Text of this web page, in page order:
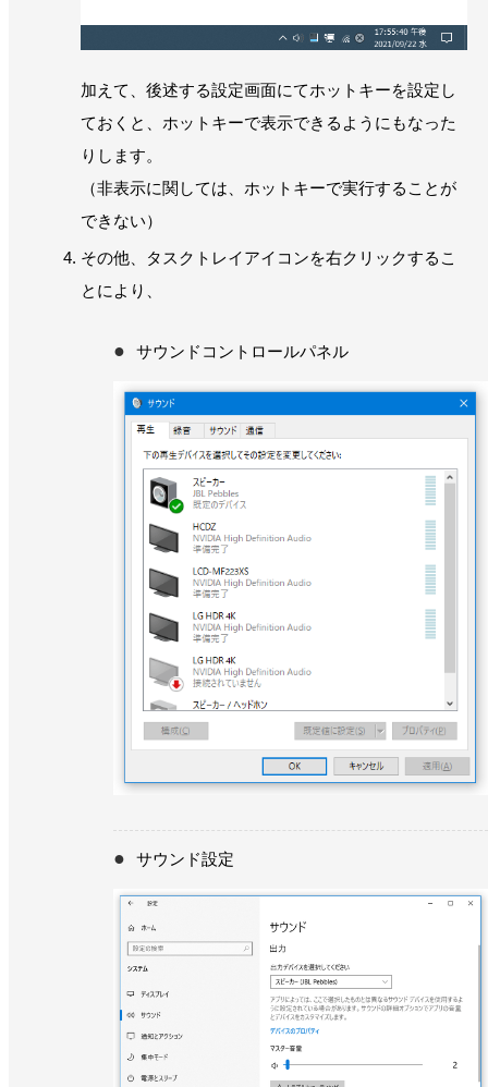
加えて、後述する設定画面にてホットキーを設定し
ておくと、ホットキーで表示できるようにもなった
りします。
（非表示に関しては、ホットキーで実行することが
できない）
その他、タスクトレイアイコンを右クリックするこ
とにより、
サウンドコントロールパネル
サウンド設定